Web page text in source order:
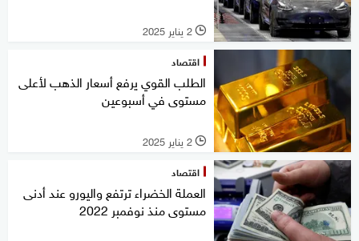
l 2 يناير 2025
اقتصاد
الطلب القوي يرفع أسعار الذهب لأعلى
مستوى في أسبوعين
l 2 يناير 2025
اقتصاد
العملة الخضراء ترتفع واليورو عند أدنى
مستوى منذ نوفمبر 2022